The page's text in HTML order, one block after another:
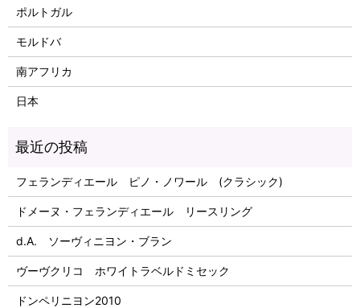
ポルトガル
モルドバ
南アフリカ
日本
フェランディエール ピノ・ノワール (クラシック)
ドメーヌ・フェランディエール リースリング
d.A. ソーヴィニヨン・ブラン
ヴーヴクリコ ホワイトラベルドミセック
ドンペリニヨン2010